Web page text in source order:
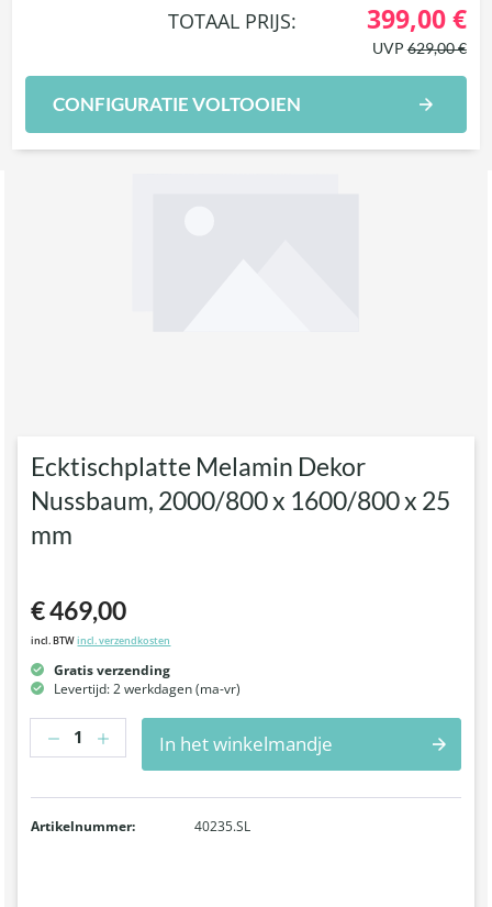
TOTAAL PRIJS: 399,00 €
UVP629,00 €
CONFIGURATIE VOLTOOIEN
Ecktischplatte Melamin Dekor
Nussbaum, 2000/800 x 1600/800 x 25
mm
€ 469,00
incl. BTWincl. verzendkosten
Gratis verzending
Levertijd: 2 werkdagen (ma-vr)
Hoeveelheid
In het winkelmandje
Artikelnummer: 40235.SL